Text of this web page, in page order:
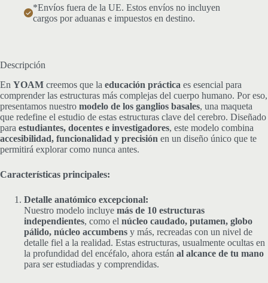
*Envíos fuera de la UE. Estos envíos no incluyen
cargos por aduanas e impuestos en destino.
Descripción
En YOAM creemos que la educación práctica es esencial para
comprender las estructuras más complejas del cuerpo humano. Por eso,
presentamos nuestro modelo de los ganglios basales, una maqueta
que redefine el estudio de estas estructuras clave del cerebro. Diseñado
para estudiantes, docentes e investigadores, este modelo combina
accesibilidad, funcionalidad y precisión en un diseño único que te
permitirá explorar como nunca antes.
Características principales:
Detalle anatómico excepcional:
Nuestro modelo incluye más de 10 estructuras
independientes, como el núcleo caudado, putamen, globo
pálido, núcleo accumbens y más, recreadas con un nivel de
detalle fiel a la realidad. Estas estructuras, usualmente ocultas en
la profundidad del encéfalo, ahora están al alcance de tu mano
para ser estudiadas y comprendidas.